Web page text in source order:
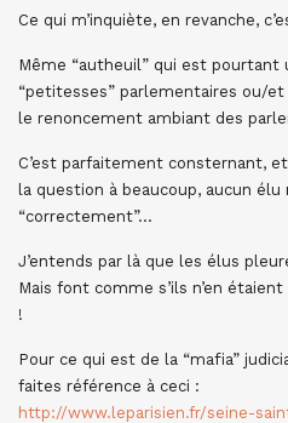
Ce qui m’inquiète, en revanche,
Même “autheuil” qui est pourtant
“petitesses” parlementaires ou/
le renoncement ambiant des
C’est parfaitement consternant,
la question à beaucoup, aucun
“correctement”…
J’entends par là que les élus
Mais font comme s’ils n’en
!
Pour ce qui est de la “mafia”
faites référence à ceci :
http://www.leparisien.fr/seine-